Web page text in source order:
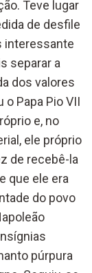
Teve lugar
de desfile
interessante
separar a
dos valores
Papa Pio VII
e, no
ele próprio
de recebê-la
que ele era
do povo
púrpura